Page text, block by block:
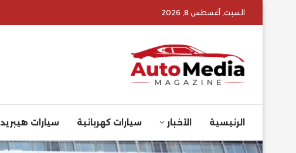
السبت, أغسطس 8, 2026
الرئيسية الأخبار سيارات كهربائية سيارات هيبريد